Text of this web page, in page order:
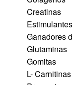
Creatinas
Ganadores
Glutaminas
Gomitas
L- Carnitinas